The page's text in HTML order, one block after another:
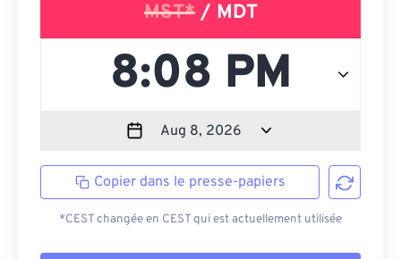
MST*/ MDT
Copier dans le presse-papiers
*CEST changée en CEST qui est actuellement utilisée